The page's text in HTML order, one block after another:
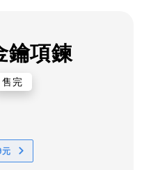
鑰項鍊
售完